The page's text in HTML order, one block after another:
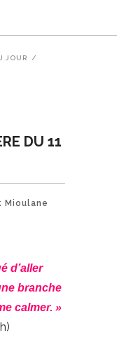
JOUR /
DU 11
Mioulane
d’aller
branche
calmer. »